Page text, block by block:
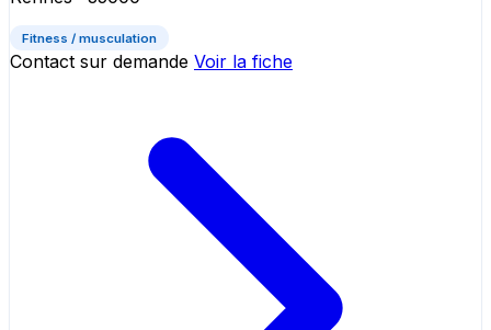
Fitness / musculation
Contact sur demande Voir la fiche